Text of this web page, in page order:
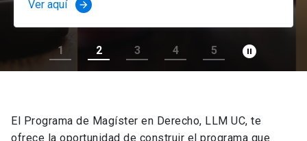
Ver aquí arrow_forward
1 2 3 4 5 pause_circle_filled
El Programa de Magíster en Derecho, LLM UC, te
ofrece la oportunidad de construir el programa que